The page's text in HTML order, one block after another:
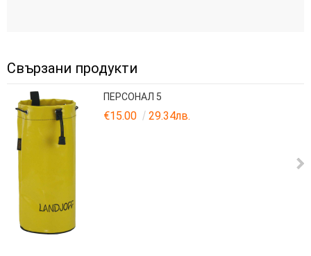
Свързани продукти
ПЕРСОНАЛ 5
€15.00 29.34лв.